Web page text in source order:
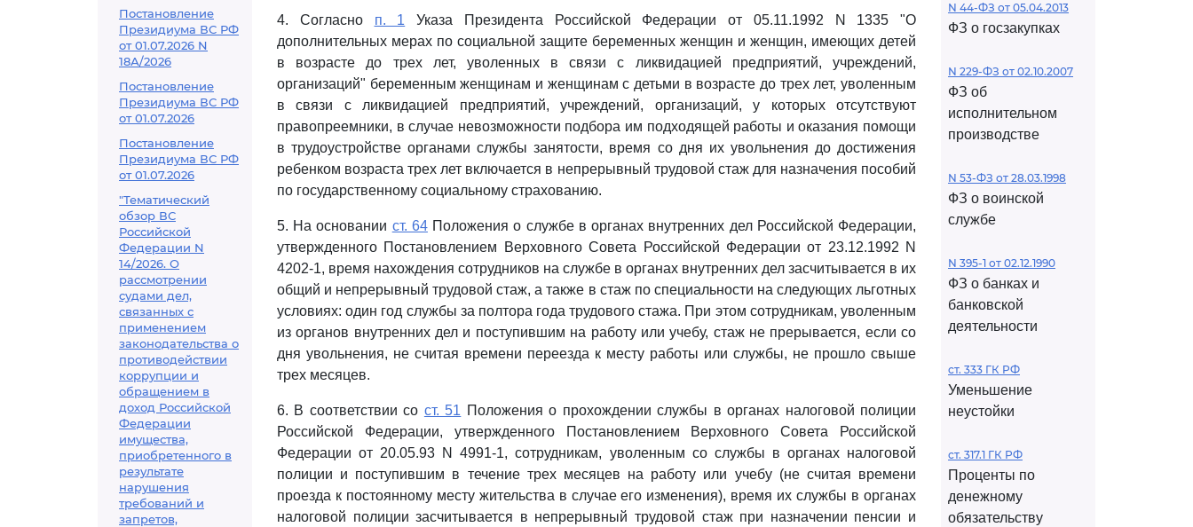
Постановление
Президиума ВС РФ
от 01.07.2026 N
18А/2026
Постановление
Президиума ВС РФ
от 01.07.2026
Постановление
Президиума ВС РФ
от 01.07.2026
"Тематический
обзор ВС
Российской
Федерации N
14/2026. О
рассмотрении
судами дел,
связанных с
применением
законодательства о
противодействии
коррупции и
обращением в
доход Российской
Федерации
имущества,
приобретенного в
результате
нарушения
требований и
запретов,
4. Согласно п. 1 Указа Президента Российской Федерации от 05.11.1992 N 1335 "О
дополнительных мерах по социальной защите беременных женщин и женщин, имеющих детей
в возрасте до трех лет, уволенных в связи с ликвидацией предприятий, учреждений,
организаций" беременным женщинам и женщинам с детьми в возрасте до трех лет, уволенным
в связи с ликвидацией предприятий, учреждений, организаций, у которых отсутствуют
правопреемники, в случае невозможности подбора им подходящей работы и оказания помощи
в трудоустройстве органами службы занятости, время со дня их увольнения до достижения
ребенком возраста трех лет включается в непрерывный трудовой стаж для назначения пособий
по государственному социальному страхованию.
5. На основании ст. 64Положения о службе в органах внутренних дел Российской Федерации,
утвержденного Постановлением Верховного Совета Российской Федерации от 23.12.1992 N
4202-1, время нахождения сотрудников на службе в органах внутренних дел засчитывается в их
общий и непрерывный трудовой стаж, а также в стаж по специальности на следующих льготных
условиях: один год службы за полтора года трудового стажа. При этом сотрудникам, уволенным
из органов внутренних дел и поступившим на работу или учебу, стаж не прерывается, если со
дня увольнения, не считая времени переезда к месту работы или службы, не прошло свыше
трех месяцев.
6. В соответствии со ст. 51 Положения о прохождении службы в органах налоговой полиции
Российской Федерации, утвержденного Постановлением Верховного Совета Российской
Федерации от 20.05.93 N 4991-1, сотрудникам, уволенным со службы в органах налоговой
полиции и поступившим в течение трех месяцев на работу или учебу (не считая времени
проезда к постоянному месту жительства в случае его изменения), время их службы в органах
налоговой полиции засчитывается в непрерывный трудовой стаж при назначении пенсии и
N 44-ФЗ от 05.04.2013
ФЗ о госзакупках
N 229-ФЗ от 02.10.2007
ФЗ об
исполнительном
производстве
N 53-ФЗ от 28.03.1998
ФЗ о воинской
службе
N 395-1 от 02.12.1990
ФЗ о банках и
банковской
деятельности
ст. 333 ГК РФ
Уменьшение
неустойки
ст. 317.1 ГК РФ
Проценты по
денежному
обязательству